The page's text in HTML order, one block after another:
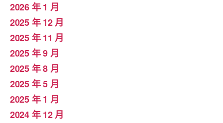
2026 年 1 月
2025 年 12 月
2025 年 11 月
2025 年 9 月
2025 年 8 月
2025 年 5 月
2025 年 1 月
2024 年 12 月